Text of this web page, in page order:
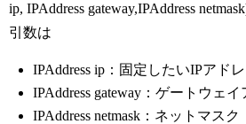
ip, IPAddress gateway,IPAddress
引数は
IPAddress ip：固定したいIPアド
IPAddress gateway：ゲートウェイ
IPAddress netmask：ネットマスク